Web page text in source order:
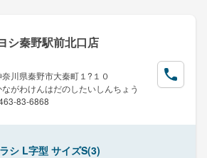
シ秦野駅前北口店
奈川県秦野市大秦町１?１０
ながわけんはだのしたいしんちょう
83-6868
シ L字型 サイズS(3)